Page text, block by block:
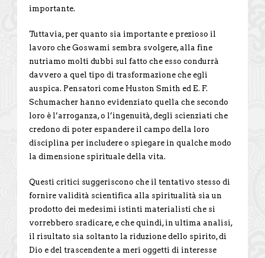
importante.
Tuttavia, per quanto sia importante e prezioso il
lavoro che Goswami sembra svolgere, alla fine
nutriamo molti dubbi sul fatto che esso condurrà
davvero a quel tipo di trasformazione che egli
auspica. Pensatori come Huston Smith ed E. F.
Schumacher hanno evidenziato quella che secondo
loro è l’arroganza, o l’ingenuità, degli scienziati che
credono di poter espandere il campo della loro
disciplina per includere o spiegare in qualche modo
la dimensione spirituale della vita.
Questi critici suggeriscono che il tentativo stesso di
fornire validità scientifica alla spiritualità sia un
prodotto dei medesimi istinti materialisti che si
vorrebbero sradicare, e che quindi, in ultima analisi,
il risultato sia soltanto la riduzione dello spirito, di
Dio e del trascendente a meri oggetti di interesse